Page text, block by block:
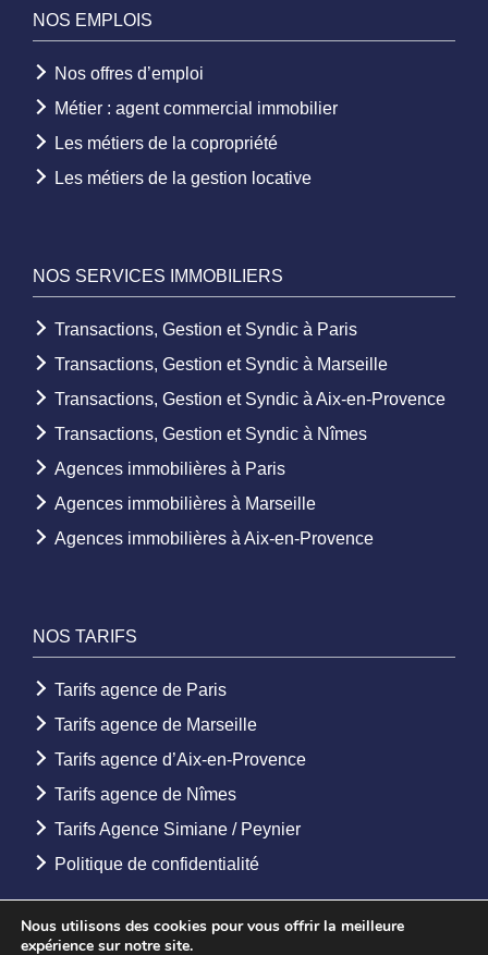
NOS EMPLOIS
Nos offres d’emploi
Métier : agent commercial immobilier
Les métiers de la copropriété
Les métiers de la gestion locative
NOS SERVICES IMMOBILIERS
Transactions, Gestion et Syndic à Paris
Transactions, Gestion et Syndic à Marseille
Transactions, Gestion et Syndic à Aix-en-Provence
Transactions, Gestion et Syndic à Nîmes
Agences immobilières à Paris
Agences immobilières à Marseille
Agences immobilières à Aix-en-Provence
NOS TARIFS
Tarifs agence de Paris
Tarifs agence de Marseille
Tarifs agence d’Aix-en-Provence
Tarifs agence de Nîmes
Tarifs Agence Simiane / Peynier
Politique de confidentialité
Nous utilisons des cookies pour vous offrir la meilleure
expérience sur notre site.